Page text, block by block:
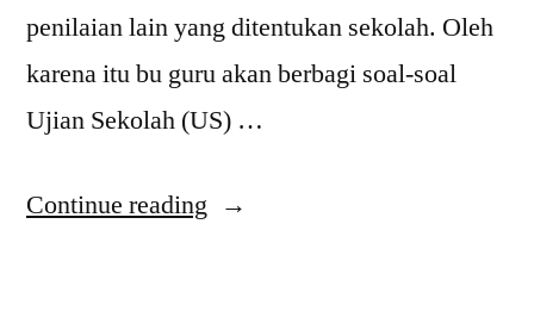
penilaian lain yang ditentukan sekolah. Oleh
karena itu bu guru akan berbagi soal-soal
Ujian Sekolah (US) …
Continue reading “Download